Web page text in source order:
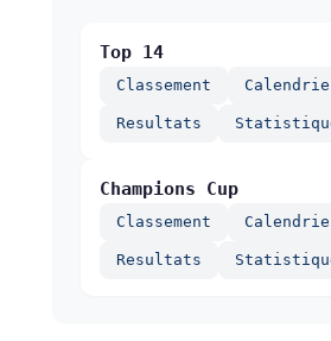
Top 14
Classement
Resultats
Champions Cup
Classement
Resultats